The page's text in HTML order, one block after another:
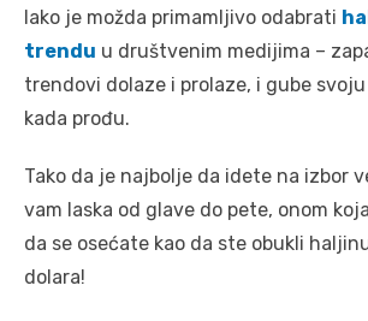
Iako je možda primamljivo odabrati
trendu u društvenim medijima –
trendovi dolaze i prolaze, i gube
kada prođu.
Tako da je najbolje da idete na izbor
vam laska od glave do pete, onom
da se osećate kao da ste obukli
dolara!